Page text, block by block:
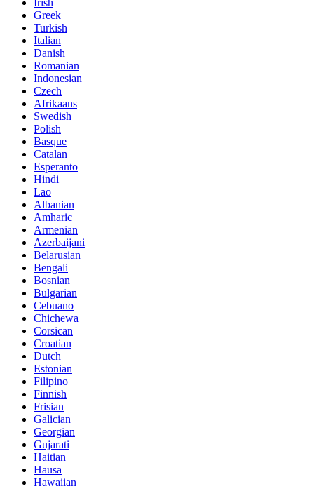
Greek
Turkish
Italian
Danish
Romanian
Indonesian
Czech
Afrikaans
Swedish
Polish
Basque
Catalan
Esperanto
Hindi
Lao
Albanian
Amharic
Armenian
Azerbaijani
Belarusian
Bengali
Bosnian
Bulgarian
Cebuano
Chichewa
Corsican
Croatian
Dutch
Estonian
Filipino
Finnish
Frisian
Galician
Georgian
Gujarati
Haitian
Hausa
Hawaiian